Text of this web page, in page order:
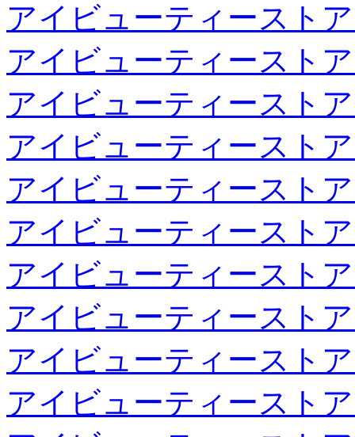
アイビューティースト
アイビューティースト
アイビューティースト
アイビューティースト
アイビューティースト
アイビューティースト
アイビューティースト
アイビューティースト
アイビューティースト
アイビューティースト